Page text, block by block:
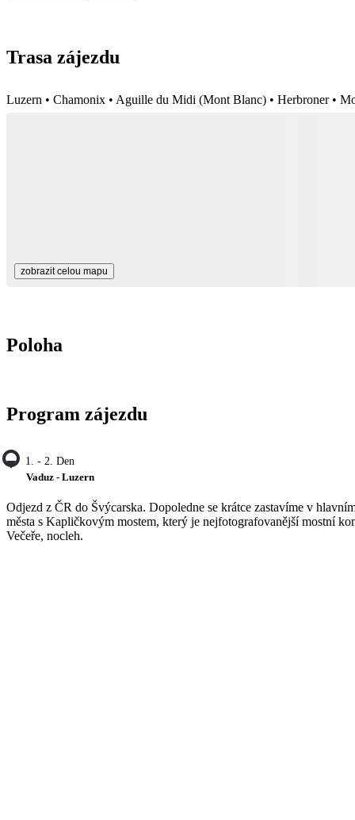
Trasa zájezdu
Luzern • Chamonix • Aguille du Midi (Mont Blanc) • Herbroner •
zobrazit celou mapu
Poloha
Program zájezdu
1. - 2. Den
Vaduz - Luzern
Odjezd z ČR do Švýcarska. Dopoledne se krátce zastavíme v
města s Kapličkovým mostem, který je nejfotografovanější mostní
Večeře, nocleh.